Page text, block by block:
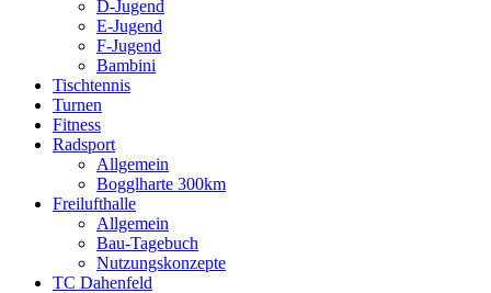
D-Jugend
E-Jugend
F-Jugend
Bambini
Tischtennis
Turnen
Fitness
Radsport
Allgemein
Bogglharte 300km
Freilufthalle
Allgemein
Bau-Tagebuch
Nutzungskonzepte
TC Dahenfeld